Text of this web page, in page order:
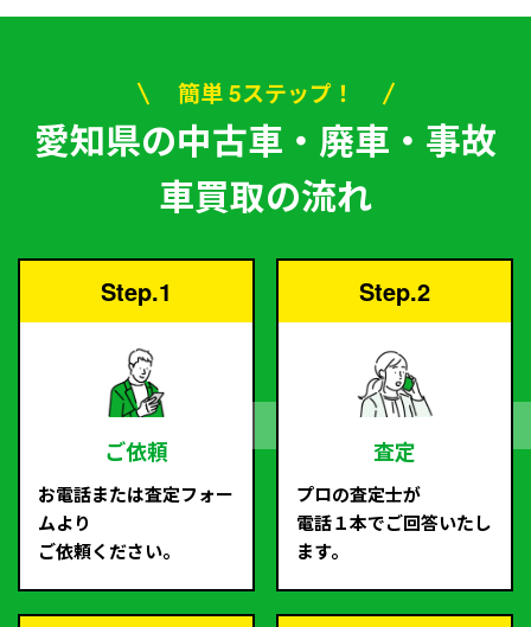
簡単 5ステップ！
愛知県の中古車・廃車・事故
車買取の流れ
Step.1
ご依頼
お電話または査定フォー
ムより
ご依頼ください。
Step.2
査定
プロの査定士が
電話１本でご回答いたし
ます。